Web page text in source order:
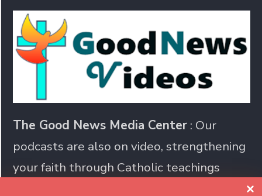
The Good News Media Center : Our
podcasts are also on video, strengthening
your faith through Catholic teachings